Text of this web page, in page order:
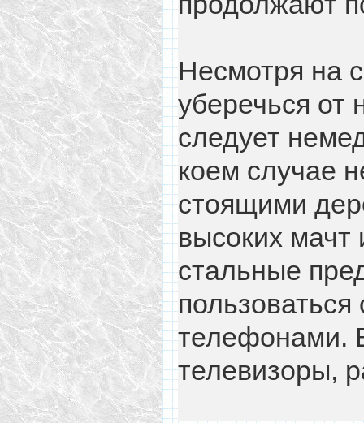
Несмотря на
уберечься от
следует
коем случае
стоящими
высоких
стальные
телефонами.
телевизоры,